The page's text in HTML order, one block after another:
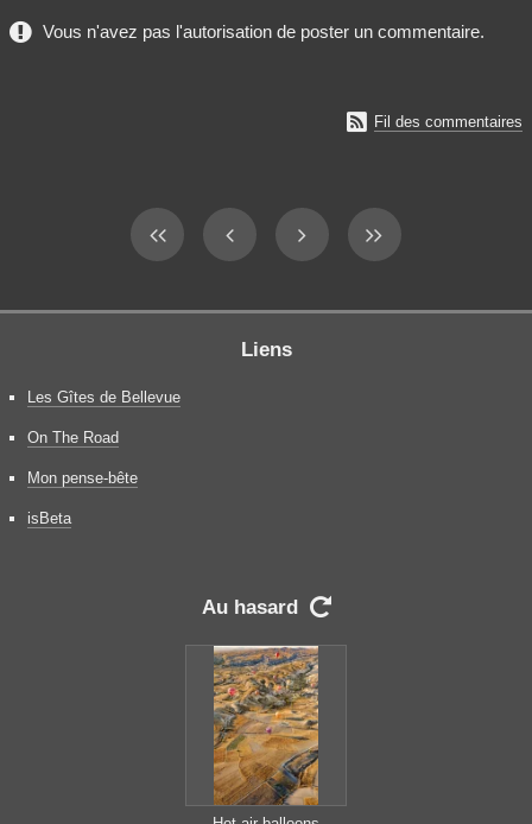
Vous n'avez pas l'autorisation de poster un commentaire.
 Fil des commentaires
Liens
Les Gîtes de Bellevue
On The Road
Mon pense-bête
isBeta
Au hasard 